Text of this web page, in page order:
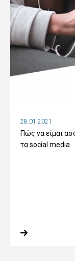
28.01.2021
Πώς να είμαι
τα social media